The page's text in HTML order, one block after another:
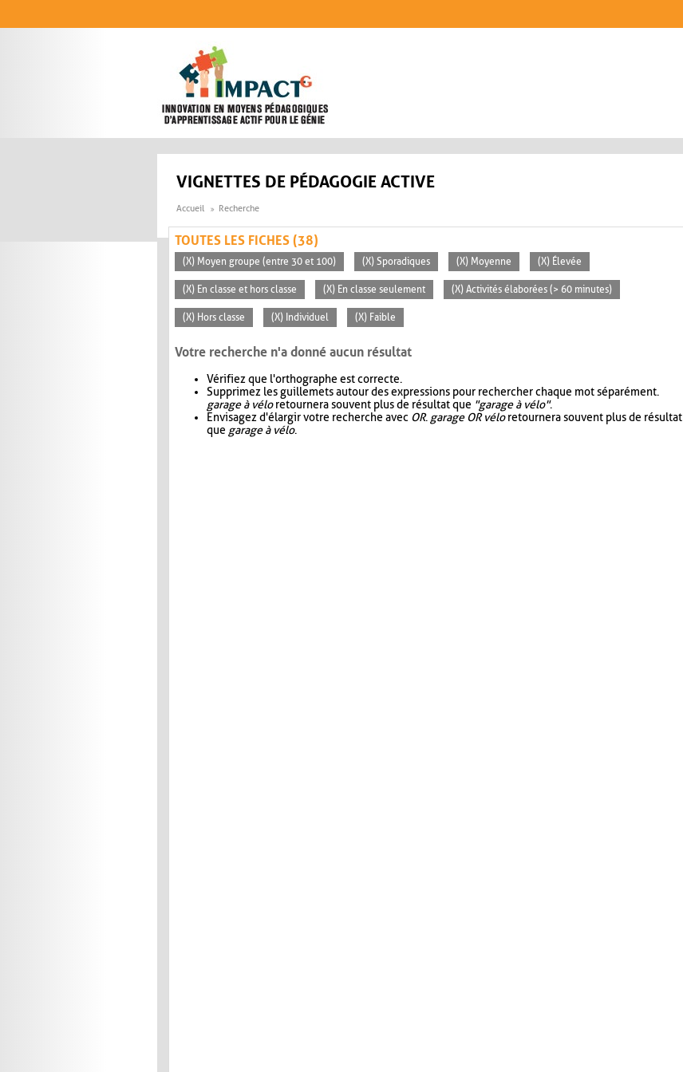
VIGNETTES DE PÉDAGOGIE ACTIVE
Accueil Recherche
TOUTES LES FICHES (38)
(X) Moyen groupe (entre 30 et 100) (X) Sporadiques (X) Moyenne (X) Élevée
(X) En classe et hors classe (X) En classe seulement (X) Activités élaborées (> 60 minutes)
(X) Hors classe (X) Individuel (X) Faible
Votre recherche n'a donné aucun résultat
Vérifiez que l'orthographe est correcte.
Supprimez les guillemets autour des expressions pour rechercher chaque mot séparément.
garage à véloretournera souvent plus de résultat que "garage à vélo".
Envisagez d'élargir votre recherche avec OR. garage OR véloretournera souvent plus de résultat
que garage à vélo.